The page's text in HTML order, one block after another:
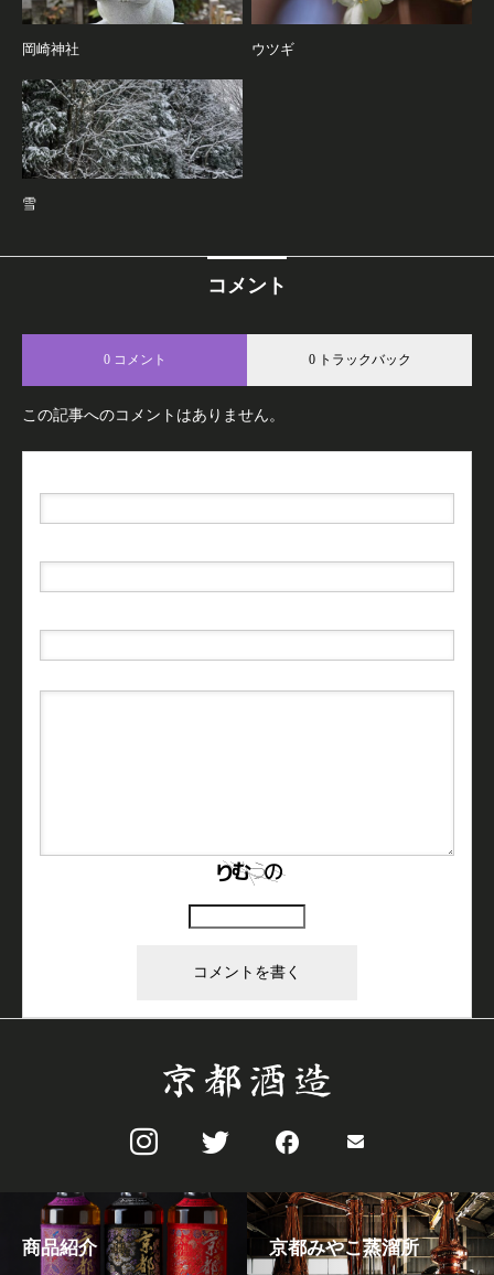
岡崎神社 ウツギ
雪
コメント
0 コメント 0 トラックバック
この記事へのコメントはありません。
商品紹介 京都みやこ蒸溜所